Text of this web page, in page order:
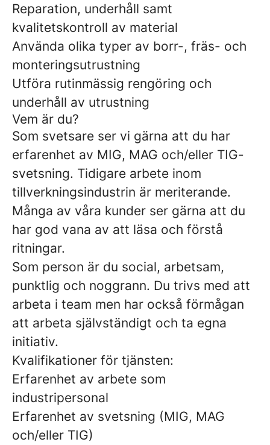
Reparation, underhåll samt
kvalitetskontroll av material
Använda olika typer av borr-, fräs- och
monteringsutrustning
Utföra rutinmässig rengöring och
underhåll av utrustning
Vem är du?
Som svetsare ser vi gärna att du har
erfarenhet av MIG, MAG och/eller TIG-
svetsning. Tidigare arbete inom
tillverkningsindustrin är meriterande.
Många av våra kunder ser gärna att du
har god vana av att läsa och förstå
ritningar.
Som person är du social, arbetsam,
punktlig och noggrann. Du trivs med att
arbeta i team men har också förmågan
att arbeta självständigt och ta egna
initiativ.
Kvalifikationer för tjänsten:
Erfarenhet av arbete som
industripersonal
Erfarenhet av svetsning (MIG, MAG
och/eller TIG)